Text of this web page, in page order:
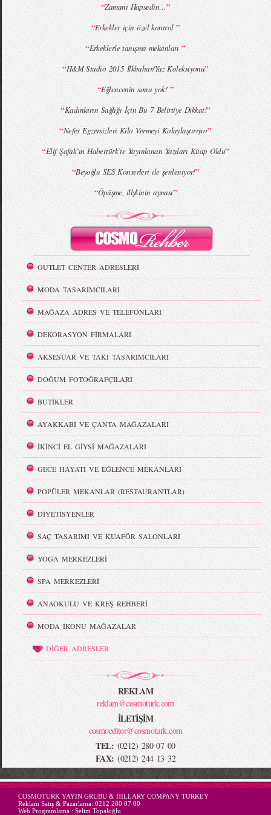
MBFWI - Giray Sepin 2015 Yaz Koleksiyonu MBFWI - Burçe Bekrek 2015 Yaz Koleksiyonu
“Zamanı Hapsedin…”
“Erkekler için özel kontrol ”
“Erkeklerle tanışma mekanları”
“H&M Studio 2015 İlkbahar/Yaz Koleksiyonu”
“Eğlencenin sonu yok! ”
“Kadınların Sağlığı İçin Bu 7 Belirtiye Dikkat!”
“Nefes Egzersizleri Kilo Vermeyi Kolaylaştırıyor”
“Elif Şafak`ın Habertürk`te Yayınlanan Yazıları Kitap Oldu”
“Beyoğlu SES Konserleri ile şenleniyor!”
“Öpüşme, illşkinin aynası”
OUTLET CENTER ADRESLERİ
MODA TASARIMCILARI
MAĞAZA ADRES VE TELEFONLARI
DEKORASYON FİRMALARI
AKSESUAR VE TAKI TASARIMCILARI
DOĞUM FOTOĞRAFÇILARI
BUTİKLER
AYAKKABI VE ÇANTA MAĞAZALARI
İKİNCİ EL GİYSİ MAĞAZALARI
GECE HAYATI VE EĞLENCE MEKANLARI
POPÜLER MEKANLAR (RESTAURANTLAR)
DİYETİSYENLER
SAÇ TASARIMI VE KUAFÖR SALONLARI
YOGA MERKEZLERİ
SPA MERKEZLERİ
ANAOKULU VE KREŞ REHBERİ
MODA İKONU MAĞAZALAR
DİĞER ADRESLER
REKLAM
reklam@cosmoturk.com
İLETİŞİM
cosmoeditor@cosmoturk.com
TEL: (0212) 280 07 00
FAX: (0212) 244 13 32
-->
COSMOTURK YAYIN GRUBU & HILLARY COMPANY TURKEY
Reklam Satış & Pazarlama: 0212 280 07 00
Web Programlama : Selim Topaloğlu